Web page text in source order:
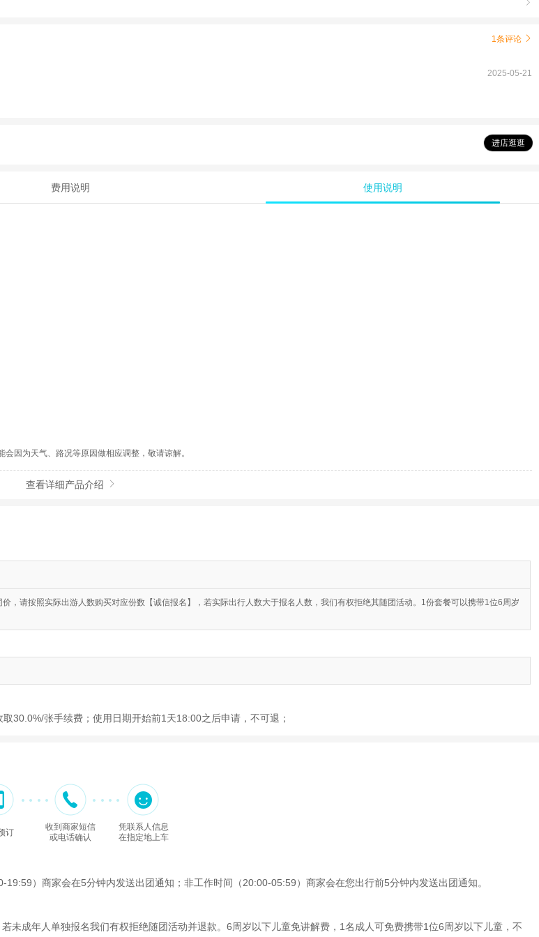

1条评论 
2025-05-21
进店逛逛
费用说明 使用说明
会因为天气、路况等原因做相应调整，敬请谅解。
查看详细产品介绍 
，请按照实际出游人数购买对应份数【诚信报名】，若实际出行人数大于报名人数，我们有权拒绝其随团活动。1份套餐可以携带1位6周岁
30.0%/张手续费；使用日期开始前1天18:00之后申请，不可退；
订
收到商家短信
或电话确认
凭联系人信息
在指定地上车
）商家会在5分钟内发送出团通知；非工作时间（20:00-05:59）商家会在您出行前5分钟内发送出团通知。
未成年人单独报名我们有权拒绝随团活动并退款。6周岁以下儿童免讲解费，1名成人可免费携带1位6周岁以下儿童，不